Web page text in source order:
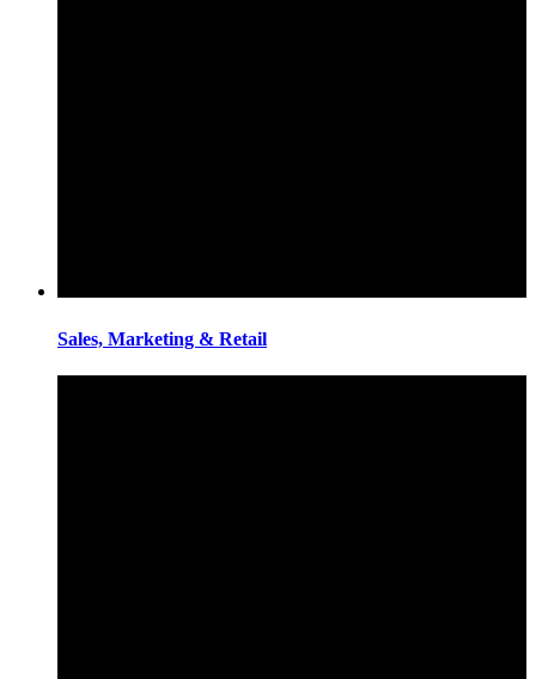
Sales, Marketing & Retail